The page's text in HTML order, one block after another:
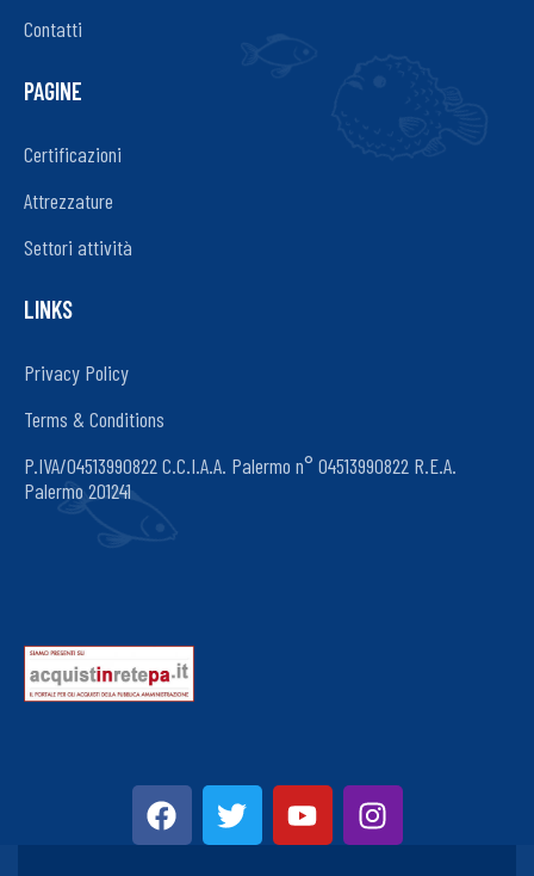
Contatti
PAGINE
Certificazioni
Attrezzature
Settori attività
LINKS
Privacy Policy
Terms & Conditions
P.IVA/04513990822 C.C.I.A.A. Palermo n° 04513990822 R.E.A.
Palermo 201241